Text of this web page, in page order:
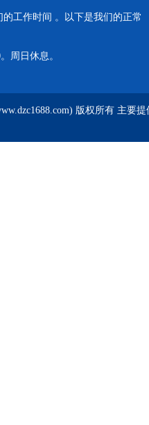
工作时间 。以下是我们的正常
周日休息。
版权所有 主要提